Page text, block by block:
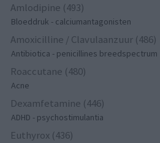
Amlodipine (493)
Bloeddruk - calciumantagonisten
Amoxicilline / Clavulaanzuur (486)
Antibiotica - penicillines breedspectrum
Roaccutane (480)
Acne
Dexamfetamine (446)
ADHD - psychostimulantia
Euthyrox (436)